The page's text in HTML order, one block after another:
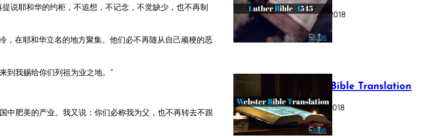
说耶和华的约柜，不追想，不记念，不觉缺少，也不再制
在耶和华立名的地方聚集。他们必不再随从自己顽梗的恶
到我赐给你们列祖为业之地。”
肥美的产业。我又说：你们必称我为父，也不再转去不跟
October 17, 2018
Webster Bible Translation
October 11, 2018